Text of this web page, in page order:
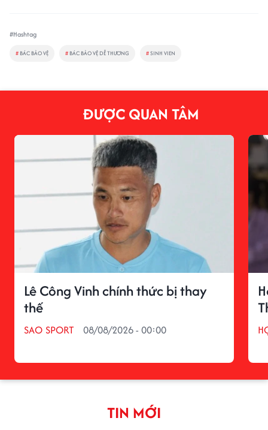
#Hashtag
# BÁC BẢO VỆ # BÁC BẢO VỆ DỄ THƯƠNG #SINH VIEN
ĐƯỢC QUAN TÂM
Lê Công Vinh chính thức bị thay
thế
SAO SPORT 08/08/2026 - 00:00
TIN MỚI